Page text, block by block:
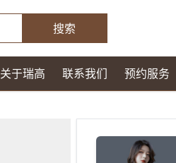
搜索
关于瑞高 联系我们 预约服务